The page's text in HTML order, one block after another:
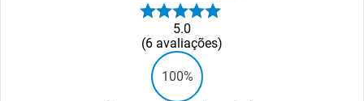
5.0
6 avaliações
100%